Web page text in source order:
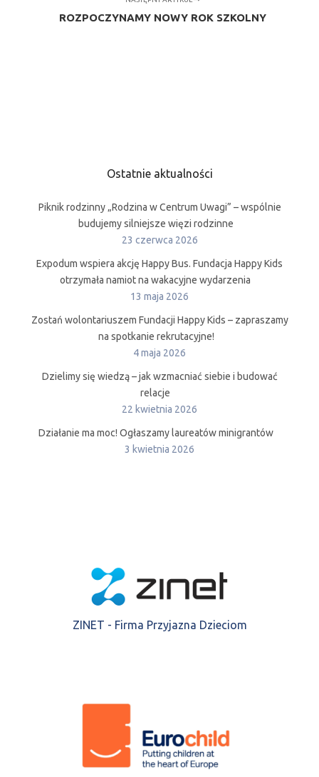
ROZPOCZYNAMY NOWY ROK SZKOLNY
Ostatnie aktualności
Piknik rodzinny „Rodzina w Centrum Uwagi” – wspólnie
budujemy silniejsze więzi rodzinne
23 czerwca 2026
Expodum wspiera akcję Happy Bus. Fundacja Happy Kids
otrzymała namiot na wakacyjne wydarzenia
13 maja 2026
Zostań wolontariuszem Fundacji Happy Kids – zapraszamy
na spotkanie rekrutacyjne!
4 maja 2026
Dzielimy się wiedzą – jak wzmacniać siebie i budować
relacje
22 kwietnia 2026
Działanie ma moc! Ogłaszamy laureatów minigrantów
3 kwietnia 2026
ZINET - Firma Przyjazna Dzieciom